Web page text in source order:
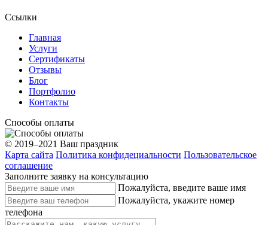
Ссылки
Главная
Услуги
Сертификаты
Отзывы
Блог
Портфолио
Контакты
Способы оплаты
© 2019–2021 Ваш праздник
Карта сайта Политика конфидециальности Пользовательское
соглашение
Заполните заявку на консультацию
Пожалуйста, введите ваше имя
Пожалуйста, укажите номер
телефона